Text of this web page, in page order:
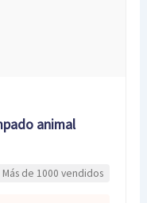
animal
Más de 1000 vendidos